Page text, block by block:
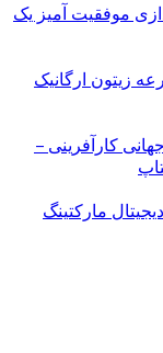
موفقیت آمیز یک
زیتون ارگانیک
کارآفرینی –
مارکتینگ